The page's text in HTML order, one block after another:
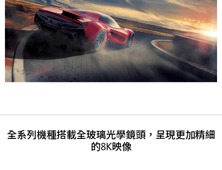
全系列機種搭載全玻璃光學鏡頭，呈現更加精細
的8K映像